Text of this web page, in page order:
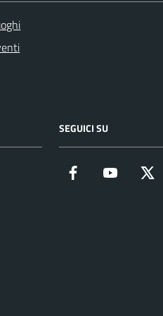
SEGUICI SU
Facebook YouTube